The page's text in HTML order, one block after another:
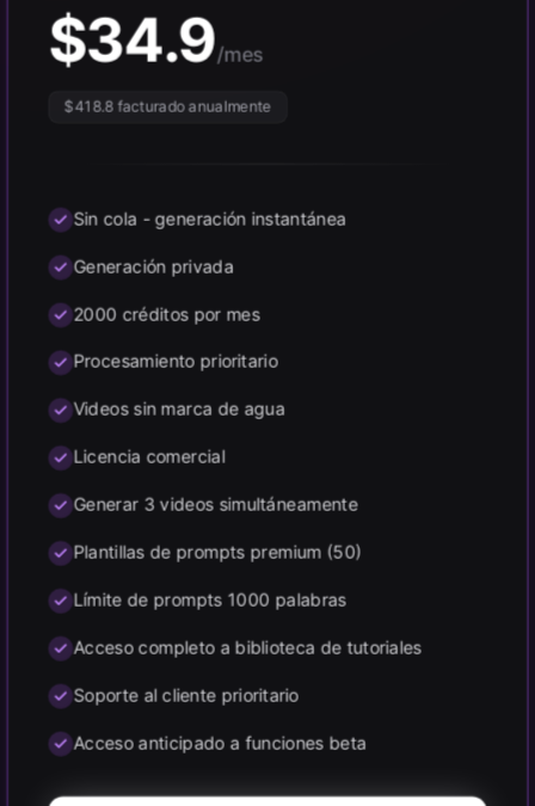
$34.9/mes
$418.8 facturado anualmente
Sin cola - generación instantánea
Generación privada
2000 créditos por mes
Procesamiento prioritario
Videos sin marca de agua
Licencia comercial
Generar 3 videos simultáneamente
Plantillas de prompts premium (50)
Límite de prompts 1000 palabras
Acceso completo a biblioteca de tutoriales
Soporte al cliente prioritario
Acceso anticipado a funciones beta